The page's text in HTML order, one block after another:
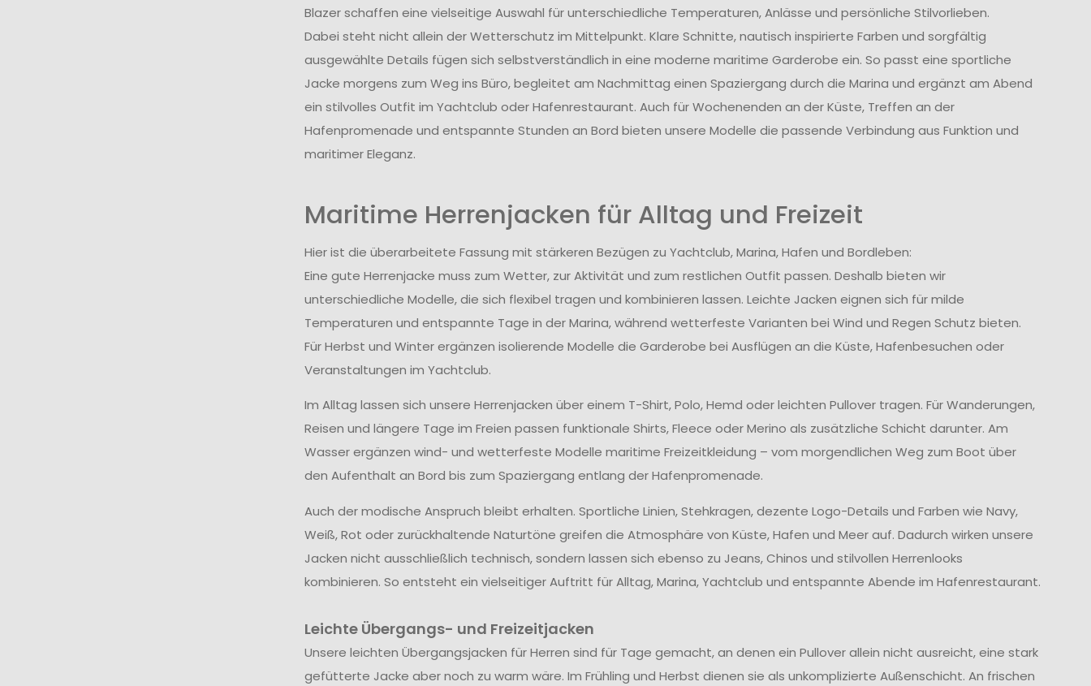
Blazer schaffen eine vielseitige Auswahl für unterschiedliche Temperaturen, Anlässe und persönliche Stilvorlieben.
Dabei steht nicht allein der Wetterschutz im Mittelpunkt. Klare Schnitte, nautisch inspirierte Farben und sorgfältig
ausgewählte Details fügen sich selbstverständlich in eine moderne maritime Garderobe ein. So passt eine sportliche
Jacke morgens zum Weg ins Büro, begleitet am Nachmittag einen Spaziergang durch die Marina und ergänzt am Abend
ein stilvolles Outfit im Yachtclub oder Hafenrestaurant. Auch für Wochenenden an der Küste, Treffen an der
Hafenpromenade und entspannte Stunden an Bord bieten unsere Modelle die passende Verbindung aus Funktion und
maritimer Eleganz.
Maritime Herrenjacken für Alltag und Freizeit
Hier ist die überarbeitete Fassung mit stärkeren Bezügen zu Yachtclub, Marina, Hafen und Bordleben:
Eine gute Herrenjacke muss zum Wetter, zur Aktivität und zum restlichen Outfit passen. Deshalb bieten wir
unterschiedliche Modelle, die sich flexibel tragen und kombinieren lassen. Leichte Jacken eignen sich für milde
Temperaturen und entspannte Tage in der Marina, während wetterfeste Varianten bei Wind und Regen Schutz bieten.
Für Herbst und Winter ergänzen isolierende Modelle die Garderobe bei Ausflügen an die Küste, Hafenbesuchen oder
Veranstaltungen im Yachtclub.
Im Alltag lassen sich unsere Herrenjacken über einem T-Shirt, Polo, Hemd oder leichten Pullover tragen. Für Wanderungen,
Reisen und längere Tage im Freien passen funktionale Shirts, Fleece oder Merino als zusätzliche Schicht darunter. Am
Wasser ergänzen wind- und wetterfeste Modelle maritime Freizeitkleidung – vom morgendlichen Weg zum Boot über
den Aufenthalt an Bord bis zum Spaziergang entlang der Hafenpromenade.
Auch der modische Anspruch bleibt erhalten. Sportliche Linien, Stehkragen, dezente Logo-Details und Farben wie Navy,
Weiß, Rot oder zurückhaltende Naturtöne greifen die Atmosphäre von Küste, Hafen und Meer auf. Dadurch wirken unsere
Jacken nicht ausschließlich technisch, sondern lassen sich ebenso zu Jeans, Chinos und stilvollen Herrenlooks
kombinieren. So entsteht ein vielseitiger Auftritt für Alltag, Marina, Yachtclub und entspannte Abende im Hafenrestaurant.
Leichte Übergangs- und Freizeitjacken
Unsere leichten Übergangsjacken für Herren sind für Tage gemacht, an denen ein Pullover allein nicht ausreicht, eine stark
gefütterte Jacke aber noch zu warm wäre. Im Frühling und Herbst dienen sie als unkomplizierte Außenschicht. An frischen